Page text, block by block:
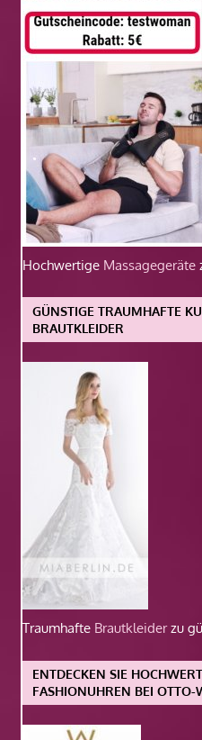
Hochwertige Massagegeräte
GÜNSTIGE TRAUMHAFTE
BRAUTKLEIDER
Traumhafte Brautkleiderzu
ENTDECKEN SIE
FASHIONUHREN BEI OTTO-